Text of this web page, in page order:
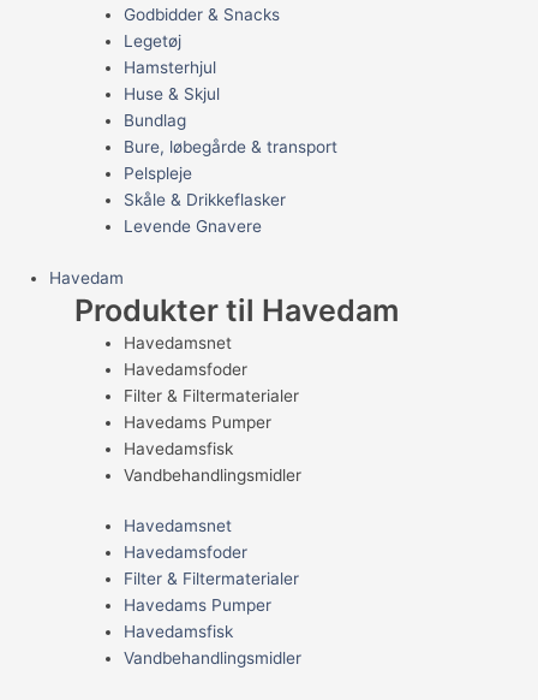
Godbidder & Snacks
Legetøj
Hamsterhjul
Huse & Skjul
Bundlag
Bure, løbegårde & transport
Pelspleje
Skåle & Drikkeflasker
Levende Gnavere
Havedam
Produkter til Havedam
Havedamsnet
Havedamsfoder
Filter & Filtermaterialer
Havedams Pumper
Havedamsfisk
Vandbehandlingsmidler
Havedamsnet
Havedamsfoder
Filter & Filtermaterialer
Havedams Pumper
Havedamsfisk
Vandbehandlingsmidler